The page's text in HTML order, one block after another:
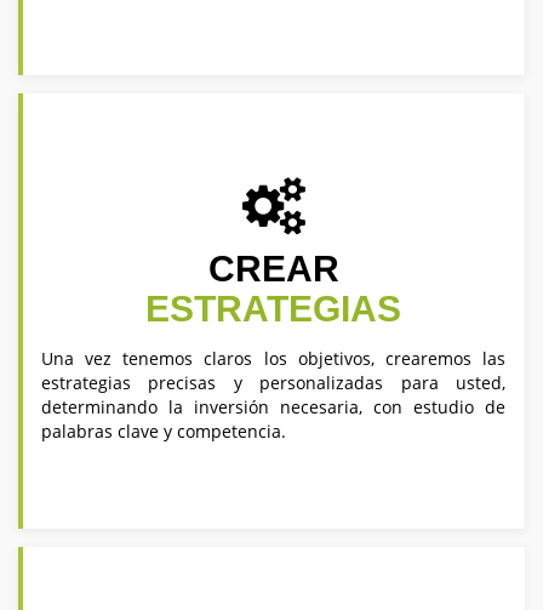
CREAR
ESTRATEGIAS
Una vez tenemos claros los objetivos, crearemos las
estrategias precisas y personalizadas para usted,
determinando la inversión necesaria, con estudio de
palabras clave y competencia.